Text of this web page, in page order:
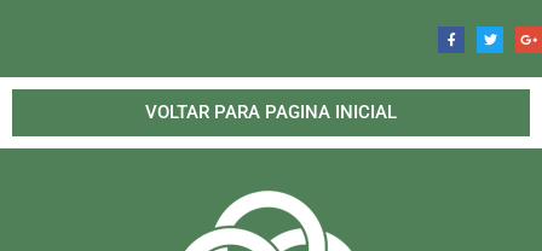
VOLTAR PARA PAGINA INICIAL